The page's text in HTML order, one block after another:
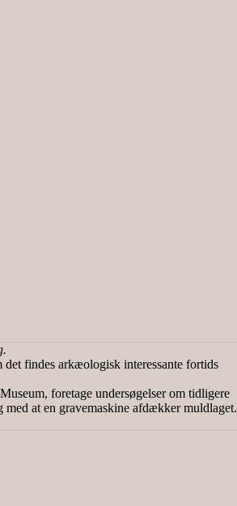
det findes arkæologisk interessante fortids
foretage undersøgelser om tidligere
at en gravemaskine afdækker muldlaget.